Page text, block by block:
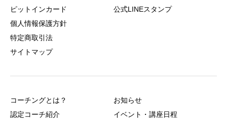
ピットインカード
個人情報保護方針
特定商取引法
サイトマップ
公式LINEスタンプ
コーチングとは？
認定コーチ紹介
お知らせ
イベント・講座日程